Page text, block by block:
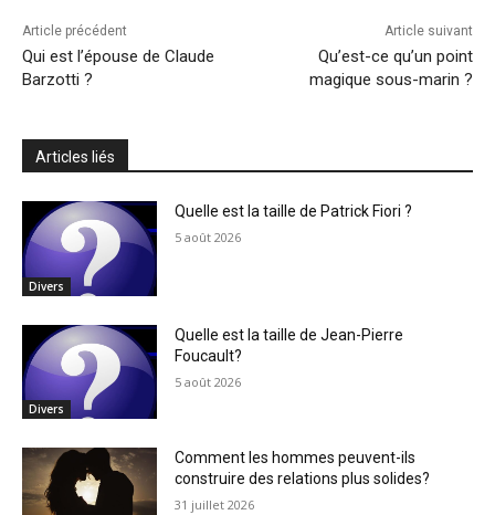
Article précédent
Qui est l’épouse de Claude
Barzotti ?
Article suivant
Qu’est-ce qu’un point
magique sous-marin ?
Articles liés
Divers
Quelle est la taille de Patrick Fiori ?
5 août 2026
Divers
Quelle est la taille de Jean-Pierre
Foucault?
5 août 2026
Comment les hommes peuvent-ils
construire des relations plus solides?
31 juillet 2026